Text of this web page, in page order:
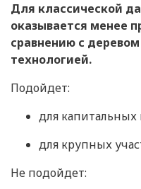
Для классической
оказывается менее
сравнению с
технологией.
Подойдет:
для капитальных
для крупных
Не подойдет: